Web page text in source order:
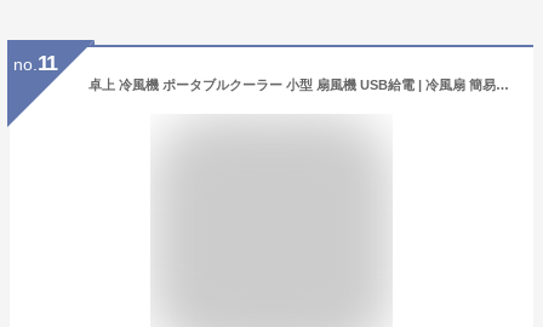
no. 11
卓上 冷風機 ポータブルクーラー 小型 扇風機 USB給電 | 冷風扇 簡易エアコン コンパクト 携帯クーラー 車中泊 キャンプ 車 氷 水 静音 オフィス 寝室